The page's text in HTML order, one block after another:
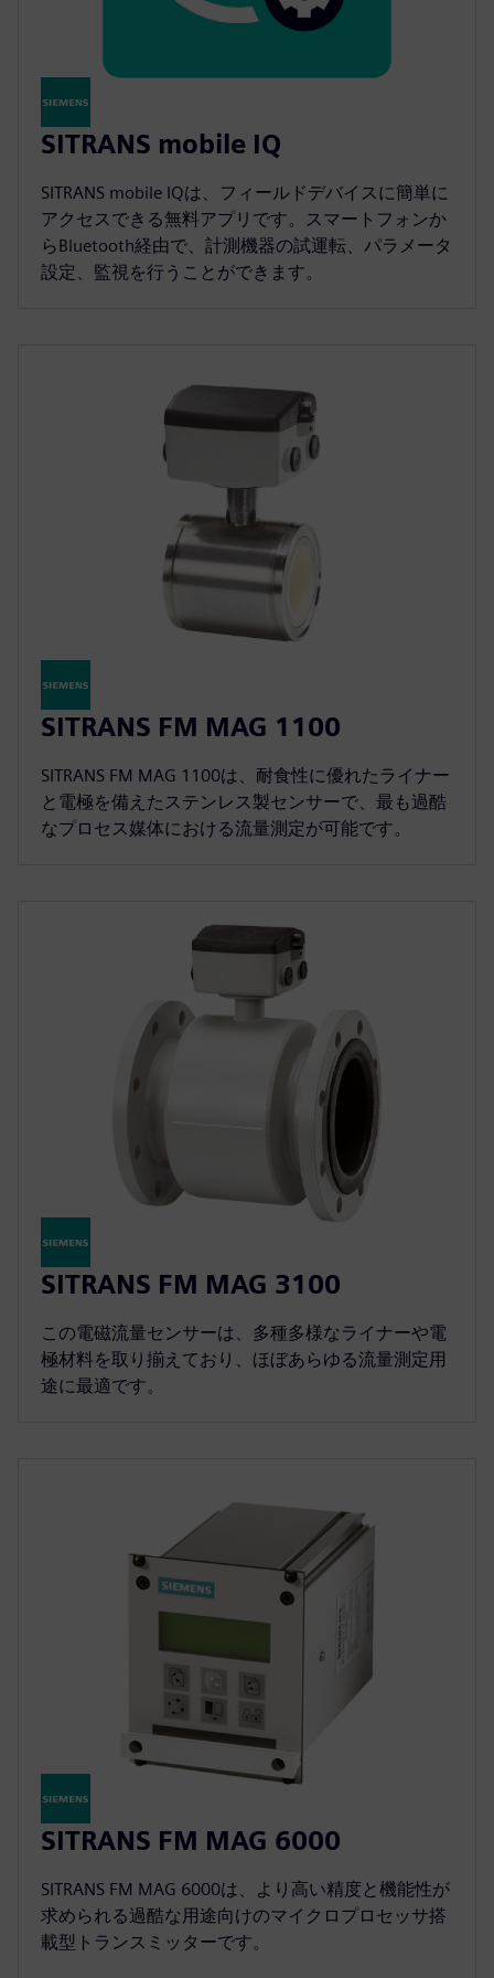
SITRANS mobile IQ
SITRANS mobile IQは、フィールドデバイスに簡単に
アクセスできる無料アプリです。スマートフォンか
らBluetooth経由で、計測機器の試運転、パラメータ
設定、監視を行うことができます。
SITRANS FM MAG 1100
SITRANS FM MAG 1100は、耐食性に優れたライナー
と電極を備えたステンレス製センサーで、最も過酷
なプロセス媒体における流量測定が可能です。
SITRANS FM MAG 3100
この電磁流量センサーは、多種多様なライナーや電
極材料を取り揃えており、ほぼあらゆる流量測定用
途に最適です。
SITRANS FM MAG 6000
SITRANS FM MAG 6000は、より高い精度と機能性が
求められる過酷な用途向けのマイクロプロセッサ搭
載型トランスミッターです。